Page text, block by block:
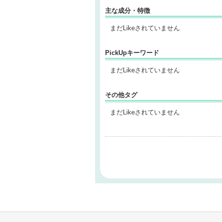
主な成分・特徴
まだLikeされていません
PickUpキーワード
まだLikeされていません
その他タグ
まだLikeされていません